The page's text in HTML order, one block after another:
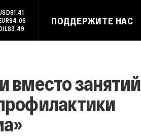
81.41
94.06
83.49
ПОДДЕРЖИТЕ НАС
вместо занятий